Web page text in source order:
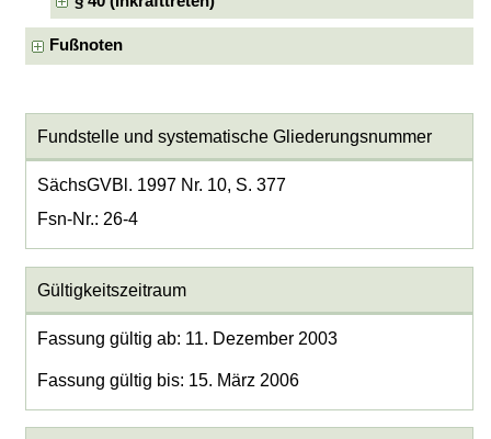
Fußnoten
Fundstelle und systematische Gliederungsnummer
SächsGVBl. 1997 Nr. 10, S. 377
Fsn-Nr.: 26-4
Gültigkeitszeitraum
Fassung gültig ab: 11. Dezember 2003
Fassung gültig bis: 15. März 2006